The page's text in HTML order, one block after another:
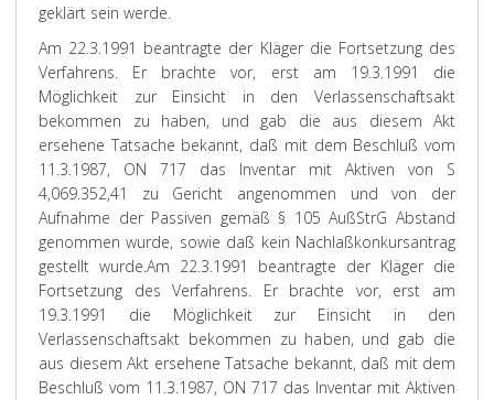
geklärt sein werde.
Am 22.3.1991 beantragte der Kläger die Fortsetzung des
Verfahrens. Er brachte vor, erst am 19.3.1991 die
Möglichkeit zur Einsicht in den Verlassenschaftsakt
bekommen zu haben, und gab die aus diesem Akt
ersehene Tatsache bekannt, daß mit dem Beschluß vom
11.3.1987, ON 717 das Inventar mit Aktiven von S
4,069.352,41 zu Gericht angenommen und von der
Aufnahme der Passiven gemäß § 105 AußStrG Abstand
genommen wurde, sowie daß kein Nachlaßkonkursantrag
gestellt wurde.Am 22.3.1991 beantragte der Kläger die
Fortsetzung des Verfahrens. Er brachte vor, erst am
19.3.1991 die Möglichkeit zur Einsicht in den
Verlassenschaftsakt bekommen zu haben, und gab die
aus diesem Akt ersehene Tatsache bekannt, daß mit dem
Beschluß vom 11.3.1987, ON 717 das Inventar mit Aktiven